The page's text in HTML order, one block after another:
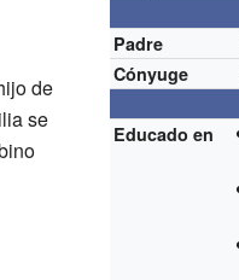
Padre
Cónyuge
Educado en
de
se